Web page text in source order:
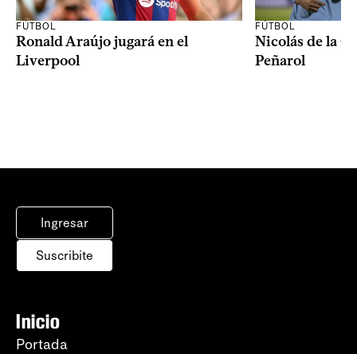
FÚTBOL
Ronald Araújo jugará en el
Liverpool
FÚTBOL
Nicolás de la
Peñarol
Ingresar
Suscribite
Inicio
Portada